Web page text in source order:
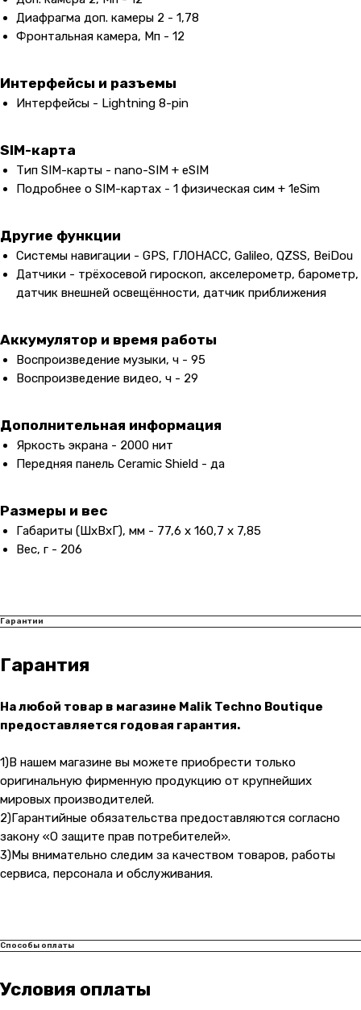
Диафрагма доп. камеры 2 - 1,78
Фронтальная камера, Мп - 12
Интерфейсы и разъемы
Интерфейсы - Lightning 8-pin
SIM-карта
Тип SIM-карты - nano-SIM + eSIM
Подробнее о SIM-картах - 1 физическая сим + 1eSim
Другие функции
Системы навигации - GPS, ГЛОНАСС, Galileo, QZSS, BeiDou
Датчики - трёхосевой гироскоп, акселерометр, барометр,
датчик внешней освещённости, датчик приближения
Аккумулятор и время работы
Воспроизведение музыки, ч - 95
Воспроизведение видео, ч - 29
Дополнительная информация
Яркость экрана - 2000 нит
Передняя панель Ceramic Shield - да
Размеры и вес
Габариты (ШxВxГ), мм - 77,6 x 160,7 x 7,85
Вес, г - 206
Гарантии
Гарантия
На любой товар в магазине Malik Techno Boutique
предоставляется годовая гарантия.
1)В нашем магазине вы можете приобрести только
оригинальную фирменную продукцию от крупнейших
мировых производителей.
2)Гарантийные обязательства предоставляются согласно
закону «О защите прав потребителей».
3)Мы внимательно следим за качеством товаров, работы
сервиса, персонала и обслуживания.
Способы оплаты
Условия оплаты
Клиентам
Гарантии
Услуги
+7 (965) 666-66-8
Оплата и доставка
Адрес магазина:
Пн-Пт: 10:00 — 21:00
vk
Навигация
Каталог товаров
Для бизнеса
О компании
@ 2019-2026 imalik.ru |Политика конфиденциальности
Разработка: youx.agency